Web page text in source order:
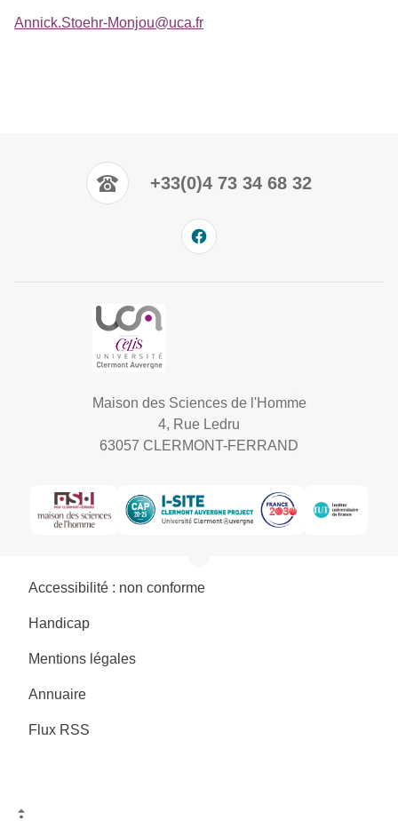
Annick.Stoehr-Monjou@uca.fr
+33(0)4 73 34 68 32
Maison des Sciences de l'Homme
4, Rue Ledru
63057 CLERMONT-FERRAND
Accessibilité : non conforme
Handicap
Mentions légales
Annuaire
Flux RSS